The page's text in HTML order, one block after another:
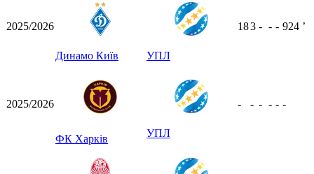
2025/2026
Динамо Київ УПЛ
183 - - - 924 ʼ
2025/2026
ФК Харків УПЛ
- - - - - -